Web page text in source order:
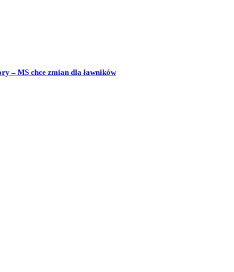
– MS chce zmian dla ławników